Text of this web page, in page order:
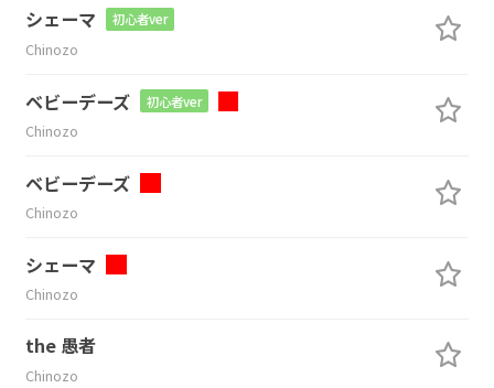
シェーマ 初心者ver
Chinozo
ベビーデーズ 初心者ver
Chinozo
ベビーデーズ
Chinozo
シェーマ
Chinozo
the 愚者
Chinozo